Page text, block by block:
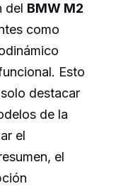
del BMW M2
como
Esto
destacar
de la
el
el